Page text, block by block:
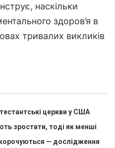
наскільки
здоров’я в
тривалих викликів
церкви у США
зростати, тоді як менші
— дослідження